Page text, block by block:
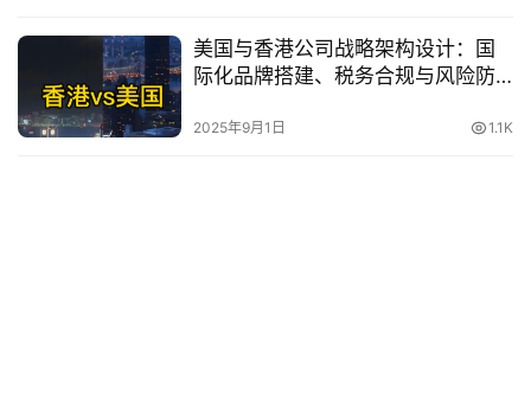
美国与香港公司战略架构设计：国
际化品牌搭建、税务合规与风险防
2025年9月1日 1.1K